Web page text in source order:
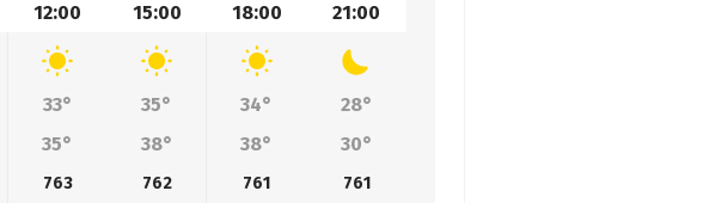
12:00 15:00 18:00 21:00
33° 35° 34°
28°
35° 38° 38° 30°
763 762 761
761